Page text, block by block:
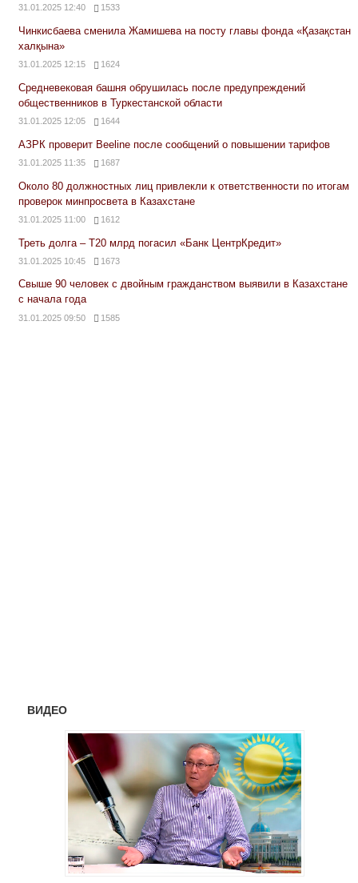
31.01.2025 12:40 1533
Чинкисбаева сменила Жамишева на посту главы фонда «Қазақстан
халқына»
31.01.2025 12:15 1624
Средневековая башня обрушилась после предупреждений
общественников в Туркестанской области
31.01.2025 12:05 1644
АЗРК проверит Beeline после сообщений о повышении тарифов
31.01.2025 11:35 1687
Около 80 должностных лиц привлекли к ответственности по итогам
проверок минпросвета в Казахстане
31.01.2025 11:00 1612
Треть долга – Т20 млрд погасил «Банк ЦентрКредит»
31.01.2025 10:45 1673
Свыше 90 человек с двойным гражданством выявили в Казахстане
с начала года
31.01.2025 09:50 1585
ВИДЕО